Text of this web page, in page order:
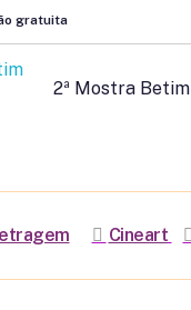
gratuita
2ª Mostra Betim
Cineart